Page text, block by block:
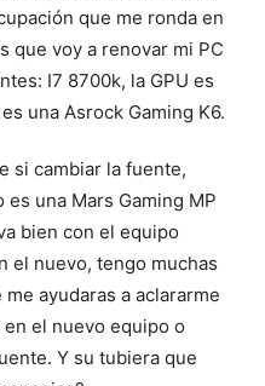
que me ronda en
que voy a renovar mi PC
I7 8700k, la GPU es
una Asrock Gaming K6.
si cambiar la fuente,
una Mars Gaming MP
bien con el equipo
el nuevo, tengo muchas
ayudaras a aclararme
el nuevo equipo o
Y su tubiera que